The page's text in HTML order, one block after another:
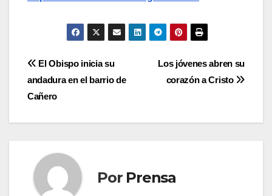
Navegación
de
entradas
Los jóvenes abren su
corazón a Cristo
El Obispo inicia su
andadura en el barrio de
Cañero
Por Prensa